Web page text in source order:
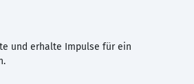
und erhalte Impulse für ein